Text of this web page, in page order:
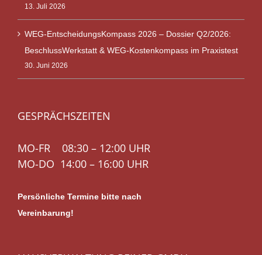
13. Juli 2026
WEG-EntscheidungsKompass 2026 – Dossier Q2/2026:
BeschlussWerkstatt & WEG-Kostenkompass im Praxistest
30. Juni 2026
GESPRÄCHSZEITEN
MO-FR 08:30 – 12:00 UHR
MO-DO 14:00 – 16:00 UHR
Persönliche Termine bitte nach
Vereinbarung!